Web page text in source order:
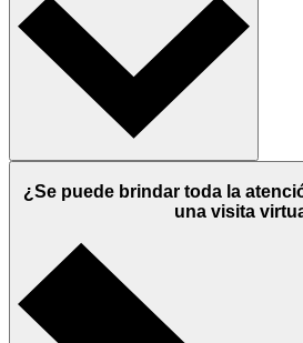
¿Se puede brindar toda la
una visita